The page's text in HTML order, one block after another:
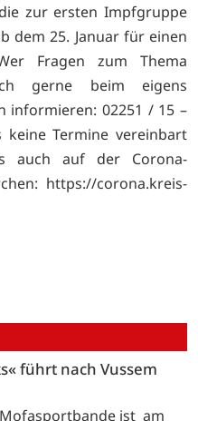
zur ersten Impfgruppe
dem 25. Januar für einen
Fragen zum Thema
gerne beim eigens
informieren: 02251 / 15 –
Termine vereinbart
auch auf der Corona-
https://corona.kreis-
führt nach Vussem
ist am